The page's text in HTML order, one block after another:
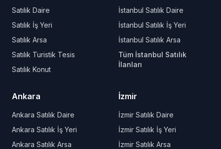
Satılık Daire
Satılık İş Yeri
Satılık Arsa
Satılık Turistik Tesis
Satılık Konut
İstanbul Satılık Daire
İstanbul Satılık İş Yeri
İstanbul Satılık Arsa
Tüm İstanbul Satılık
İlanları
Ankara
Ankara Satılık Daire
Ankara Satılık İş Yeri
Ankara Satılık Arsa
İzmir
İzmir Satılık Daire
İzmir Satılık İş Yeri
İzmir Satılık Arsa